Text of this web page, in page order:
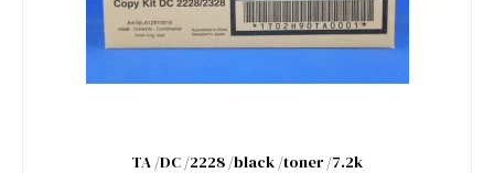
TA /DC /2228 /black /toner /7.2k